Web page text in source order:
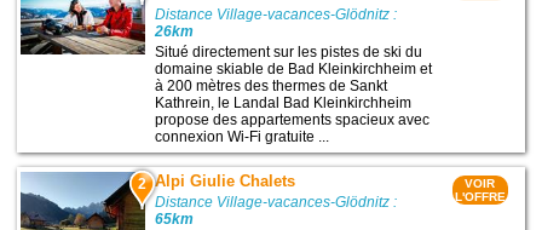
Distance Village-vacances-Glödnitz :
26km
Situé directement sur les pistes de ski du
domaine skiable de Bad Kleinkirchheim et
à 200 mètres des thermes de Sankt
Kathrein, le Landal Bad Kleinkirchheim
propose des appartements spacieux avec
connexion Wi-Fi gratuite ...
2 Alpi Giulie Chalets
Distance Village-vacances-Glödnitz :
65km
VOIR
L'OFFRE